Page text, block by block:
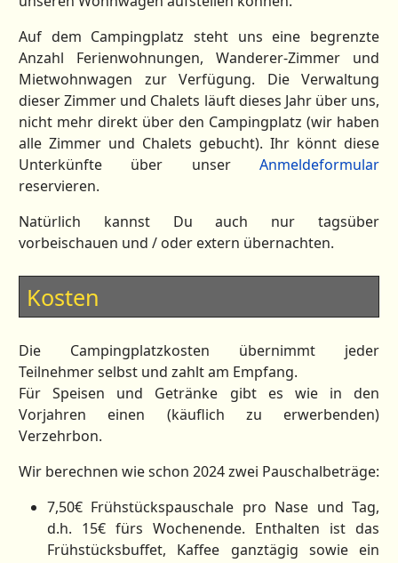
Auf dem Campingplatz steht uns eine begrenzte
Anzahl Ferienwohnungen, Wanderer-Zimmer und
Mietwohnwagen zur Verfügung. Die Verwaltung
dieser Zimmer und Chalets läuft dieses Jahr über uns,
nicht mehr direkt über den Campingplatz (wir haben
alle Zimmer und Chalets gebucht). Ihr könnt diese
Unterkünfte über unser Anmeldeformular
reservieren.
Natürlich kannst Du auch nur tagsüber
vorbeischauen und / oder extern übernachten.
Kosten
Die Campingplatzkosten übernimmt jeder
Teilnehmer selbst und zahlt am Empfang.
Für Speisen und Getränke gibt es wie in den
Vorjahren einen (käuflich zu erwerbenden)
Verzehrbon.
Wir berechnen wie schon 2024 zwei Pauschalbeträge:
7,50€ Frühstückspauschale pro Nase und Tag,
d.h. 15€ fürs Wochenende. Enthalten ist das
Frühstücksbuffet, Kaffee ganztägig sowie ein